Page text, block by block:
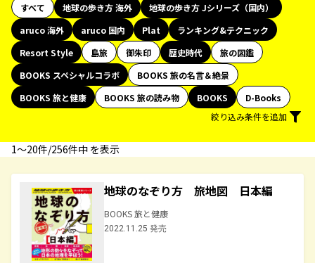
すべて 地球の歩き方 海外
地球の歩き方 Jシリーズ（国内）
aruco 海外
aruco 国内 Plat
ランキング&テクニック
Resort Style
島旅 御朱印 歴史時代
旅の図鑑
BOOKS スペシャルコラボ
BOOKS 旅の名言＆絶景
BOOKS 旅と健康
BOOKS 旅の読み物 BOOKS
D-Books
絞り込み条件を追加
1〜20件/256件中 を表示
地球のなぞり方 旅地図 日本編
BOOKS 旅と健康
2022.11.25 発売